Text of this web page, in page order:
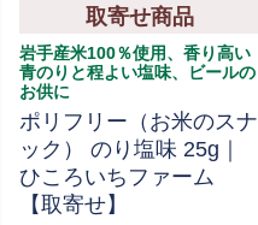
取寄せ商品
岩手産米100％使用、香り高い
青のりと程よい塩味、ビールの
お供に
ポリフリー（お米のスナ
ック） のり塩味 25g｜
ひころいちファーム
【取寄せ】